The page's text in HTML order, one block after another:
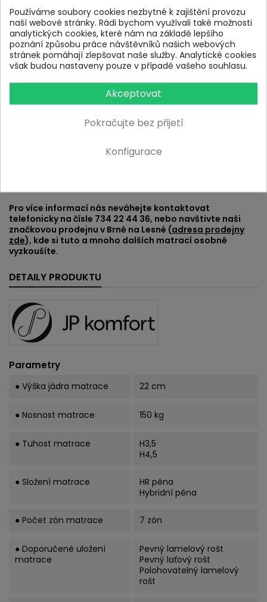
Možnost kombinování matrací:
Matraci je možné v rámci Akce 1+1 kombinovat s dalšími
typy a rozměry matrací. To je vhodné například pro
partnery, mezi kterými je větší váhový rozdíl, nebo mají
každý jiné nároky na své lůžko, případně když matrace
nekupujete do jedné postele (například jednu matraci pro
dítě do pokojíčku a druhou třeba pro prarodiče).
Pro více informací nás neváhejte kontaktovat
telefonicky na čísle 734 22 44 36, nebo navštivte naši
značkovou prodejnu v Brně na Lesné (adresa prodejny
zde), kde si tuto a mnoho dalších matrací osobně
vyzkoušíte.
DETAILY PRODUKTU
Parametry
● Výška jádra matrace 22 cm
● Nosnost matrace 150 kg
● Tuhost matrace
H3,5
H4,5
● Složení matrace
HR pěna
Hybridní pěna
● Počet zón matrace 7 zón
● Doporučené uložení
matrace
Pevný lamelový rošt
Pevný laťový rošt
Polohovatelný lamelový
rošt
Používáme soubory cookies nezbytné k zajištění provozu
naší webové stránky. Rádi bychom využívali také možnosti
analytických cookies, které nám na základě lepšího
poznání způsobu práce návštěvníků našich webových
stránek pomáhají zlepšovat naše služby. Analytické cookies
však budou nastaveny pouze v případě vašeho souhlasu.
Akceptovat
Pokračujte bez přijetí
Konfigurace